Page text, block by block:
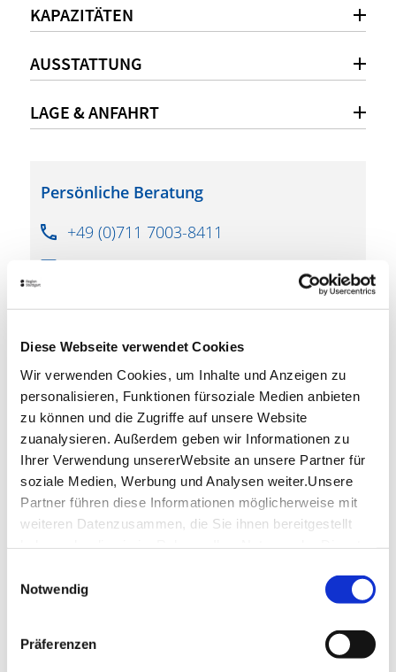
Diese Webseite verwendet Cookies
Wir verwenden Cookies, um Inhalte und Anzeigen zu
personalisieren, Funktionen fürsoziale Medien anbieten
zu können und die Zugriffe auf unsere Website
zuanalysieren. Außerdem geben wir Informationen zu
Ihrer Verwendung unsererWebsite an unsere Partner für
soziale Medien, Werbung und Analysen weiter.Unsere
Partner führen diese Informationen möglicherweise mit
weiteren Datenzusammen, die Sie ihnen bereitgestellt
Impressum
Notwendig
Präferenzen
KAPAZITÄTEN
AUSSTATTUNG
LAGE & ANFAHRT
Persönliche Beratung
+49 (0)711 7003-8411
Downloads
FILharmonie Grundriss-Obere Ebene(PDF,
607.87 KB)
FILharmonie Grundriss-Untere Ebene(PDF,
532.07 KB)
FILharmonie Grundriss (PDF, 73.37 KB)
WEITEREMPFEHLEN